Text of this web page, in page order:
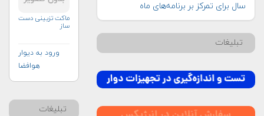
سال برای تمرکز بر برنامه‌های ماه
تبلیغات
ماکت تزیینی دست
ساز
ورود به دیوار
هوافضا
تبلیغات